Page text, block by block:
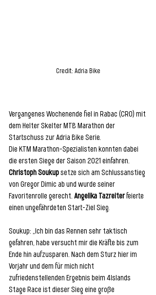
Credit: Adria Bike
Vergangenes Wochenende fiel in Rabac (CRO) mit
dem Helter Skelter MTB Marathon der
Startschuss zur Adria Bike Serie.
Die KTM Marathon-Spezialisten konnten dabei
die ersten Siege der Saison 2021 einfahren.
Christoph Soukup setze sich am Schlussanstieg
von Gregor Dimic ab und wurde seiner
Favoritenrolle gerecht. Angelika Tazreiter feierte
einen ungefährdeten Start-Ziel Sieg.
Soukup: „Ich bin das Rennen sehr taktisch
gefahren, habe versucht mir die Kräfte bis zum
Ende hin aufzusparen. Nach dem Sturz hier im
Vorjahr und dem für mich nicht
zufriedenstellenden Ergebnis beim 4Islands
Stage Race ist dieser Sieg eine große